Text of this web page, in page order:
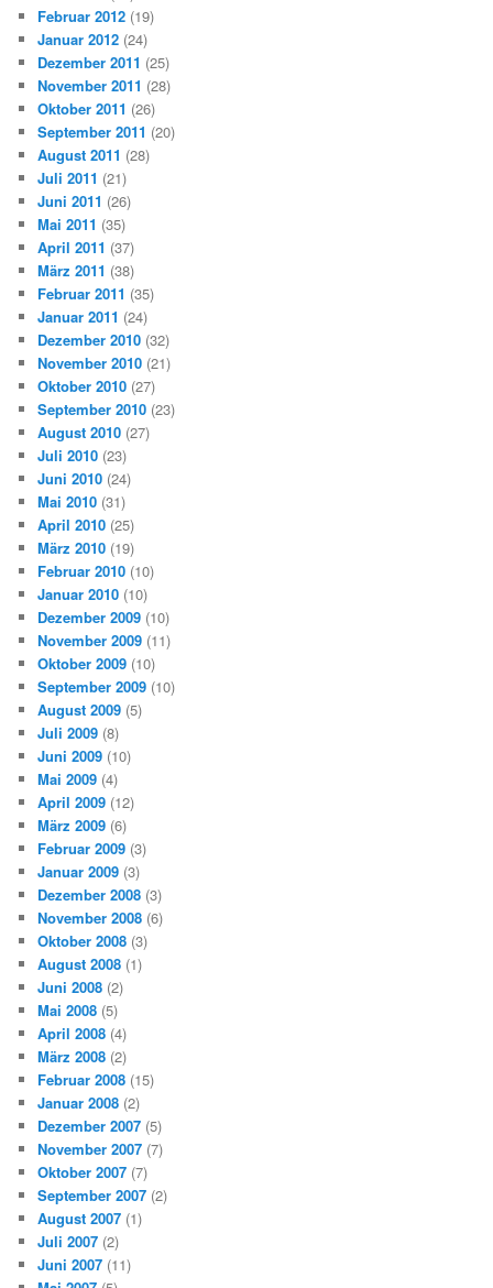
Februar 2012 (19)
Januar 2012 (24)
Dezember 2011 (25)
November 2011 (28)
Oktober 2011 (26)
September 2011 (20)
August 2011 (28)
Juli 2011 (21)
Juni 2011 (26)
Mai 2011 (35)
April 2011 (37)
März 2011 (38)
Februar 2011 (35)
Januar 2011 (24)
Dezember 2010 (32)
November 2010 (21)
Oktober 2010 (27)
September 2010 (23)
August 2010 (27)
Juli 2010 (23)
Juni 2010 (24)
Mai 2010 (31)
April 2010 (25)
März 2010 (19)
Februar 2010 (10)
Januar 2010 (10)
Dezember 2009 (10)
November 2009 (11)
Oktober 2009 (10)
September 2009 (10)
August 2009 (5)
Juli 2009 (8)
Juni 2009 (10)
Mai 2009 (4)
April 2009 (12)
März 2009 (6)
Februar 2009 (3)
Januar 2009 (3)
Dezember 2008 (3)
November 2008 (6)
Oktober 2008 (3)
August 2008 (1)
Juni 2008 (2)
Mai 2008 (5)
April 2008 (4)
März 2008 (2)
Februar 2008 (15)
Januar 2008 (2)
Dezember 2007 (5)
November 2007 (7)
Oktober 2007 (7)
September 2007 (2)
August 2007 (1)
Juli 2007 (2)
Juni 2007 (11)